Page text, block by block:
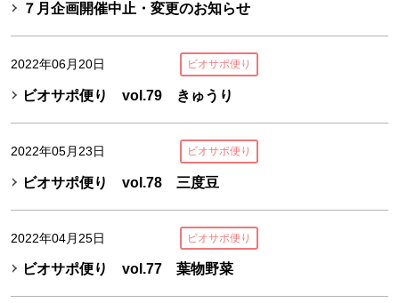
７月企画開催中止・変更のお知らせ
2022年06月20日 ビオサポ便り
ビオサポ便り vol.79 きゅうり
2022年05月23日 ビオサポ便り
ビオサポ便り vol.78 三度豆
2022年04月25日 ビオサポ便り
ビオサポ便り vol.77 葉物野菜